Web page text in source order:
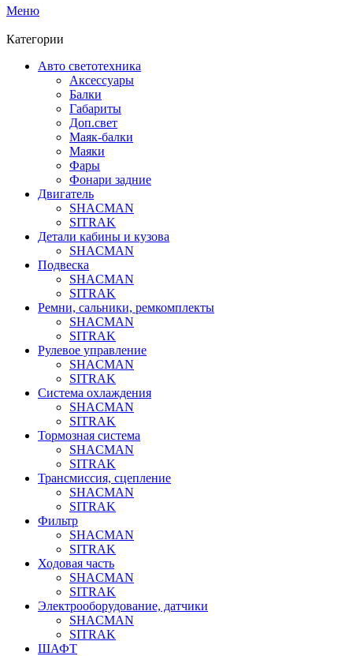
Меню
Категории
Авто светотехника
Аксессуары
Балки
Габариты
Доп.свет
Маяк-балки
Маяки
Фары
Фонари задние
Двигатель
SHACMAN
SITRAK
Детали кабины и кузова
SHACMAN
Подвеска
SHACMAN
SITRAK
Ремни, сальники, ремкомплекты
SHACMAN
SITRAK
Рулевое управление
SHACMAN
SITRAK
Система охлаждения
SHACMAN
SITRAK
Тормозная система
SHACMAN
SITRAK
Трансмиссия, сцепление
SHACMAN
SITRAK
Фильтр
SHACMAN
SITRAK
Ходовая часть
SHACMAN
SITRAK
Электрооборудование, датчики
SHACMAN
SITRAK
ШАФТ